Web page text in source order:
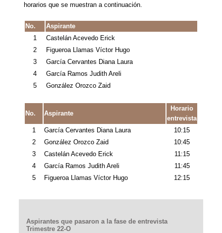
horarios que se muestran a continuación.
No.
Aspirante
1
Castelán Acevedo Erick
2
Figueroa Llamas Víctor Hugo
3
García Cervantes Diana Laura
4
García Ramos Judith Areli
5
González Orozco Zaid
No. Aspirante
Horario
entrevista
1
García Cervantes Diana Laura
10:15
2
González Orozco Zaid
10:45
3
Castelán Acevedo Erick
11:15
4
García Ramos Judith Areli
11:45
5
Figueroa Llamas Víctor Hugo 12:15
Aspirantes que pasaron a la fase de entrevista
Trimestre 22-O